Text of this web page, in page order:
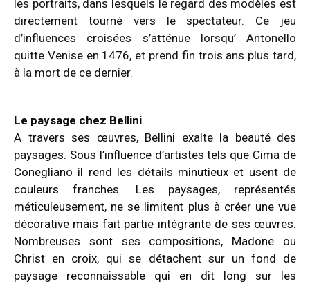
les portraits, dans lesquels le regard des modèles est
directement tourné vers le spectateur. Ce jeu
d’influences croisées s’atténue lorsqu’ Antonello
quitte Venise en 1476, et prend fin trois ans plus tard,
à la mort de ce dernier.
Le paysage chez Bellini
A travers ses œuvres, Bellini exalte la beauté des
paysages. Sous l’influence d’artistes tels que Cima de
Conegliano il rend les détails minutieux et usent de
couleurs franches. Les paysages, représentés
méticuleusement, ne se limitent plus à créer une vue
décorative mais fait partie intégrante de ses œuvres.
Nombreuses sont ses compositions, Madone ou
Christ en croix, qui se détachent sur un fond de
paysage reconnaissable qui en dit long sur les